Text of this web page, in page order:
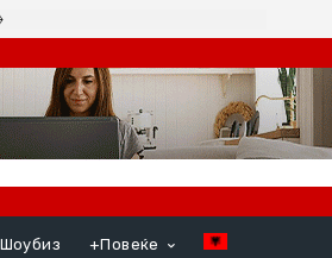
Шоубиз +Повеќе